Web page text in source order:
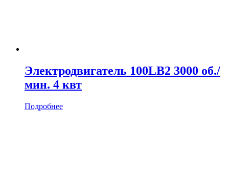
Электродвигатель 100LB2 3000 об./
мин. 4 квт
Подробнее